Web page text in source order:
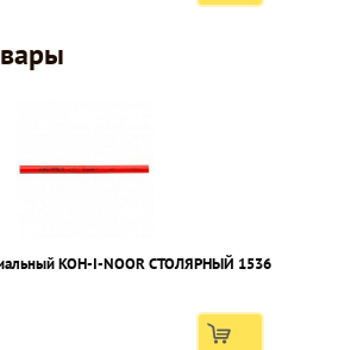
KOH-I-NOOR СТОЛЯРНЫЙ 1536